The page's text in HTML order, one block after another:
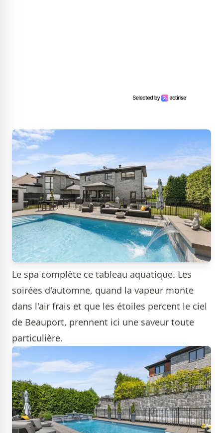
Le spa complète ce tableau aquatique. Les
soirées d'automne, quand la vapeur monte
dans l'air frais et que les étoiles percent le ciel
de Beauport, prennent ici une saveur toute
particulière.